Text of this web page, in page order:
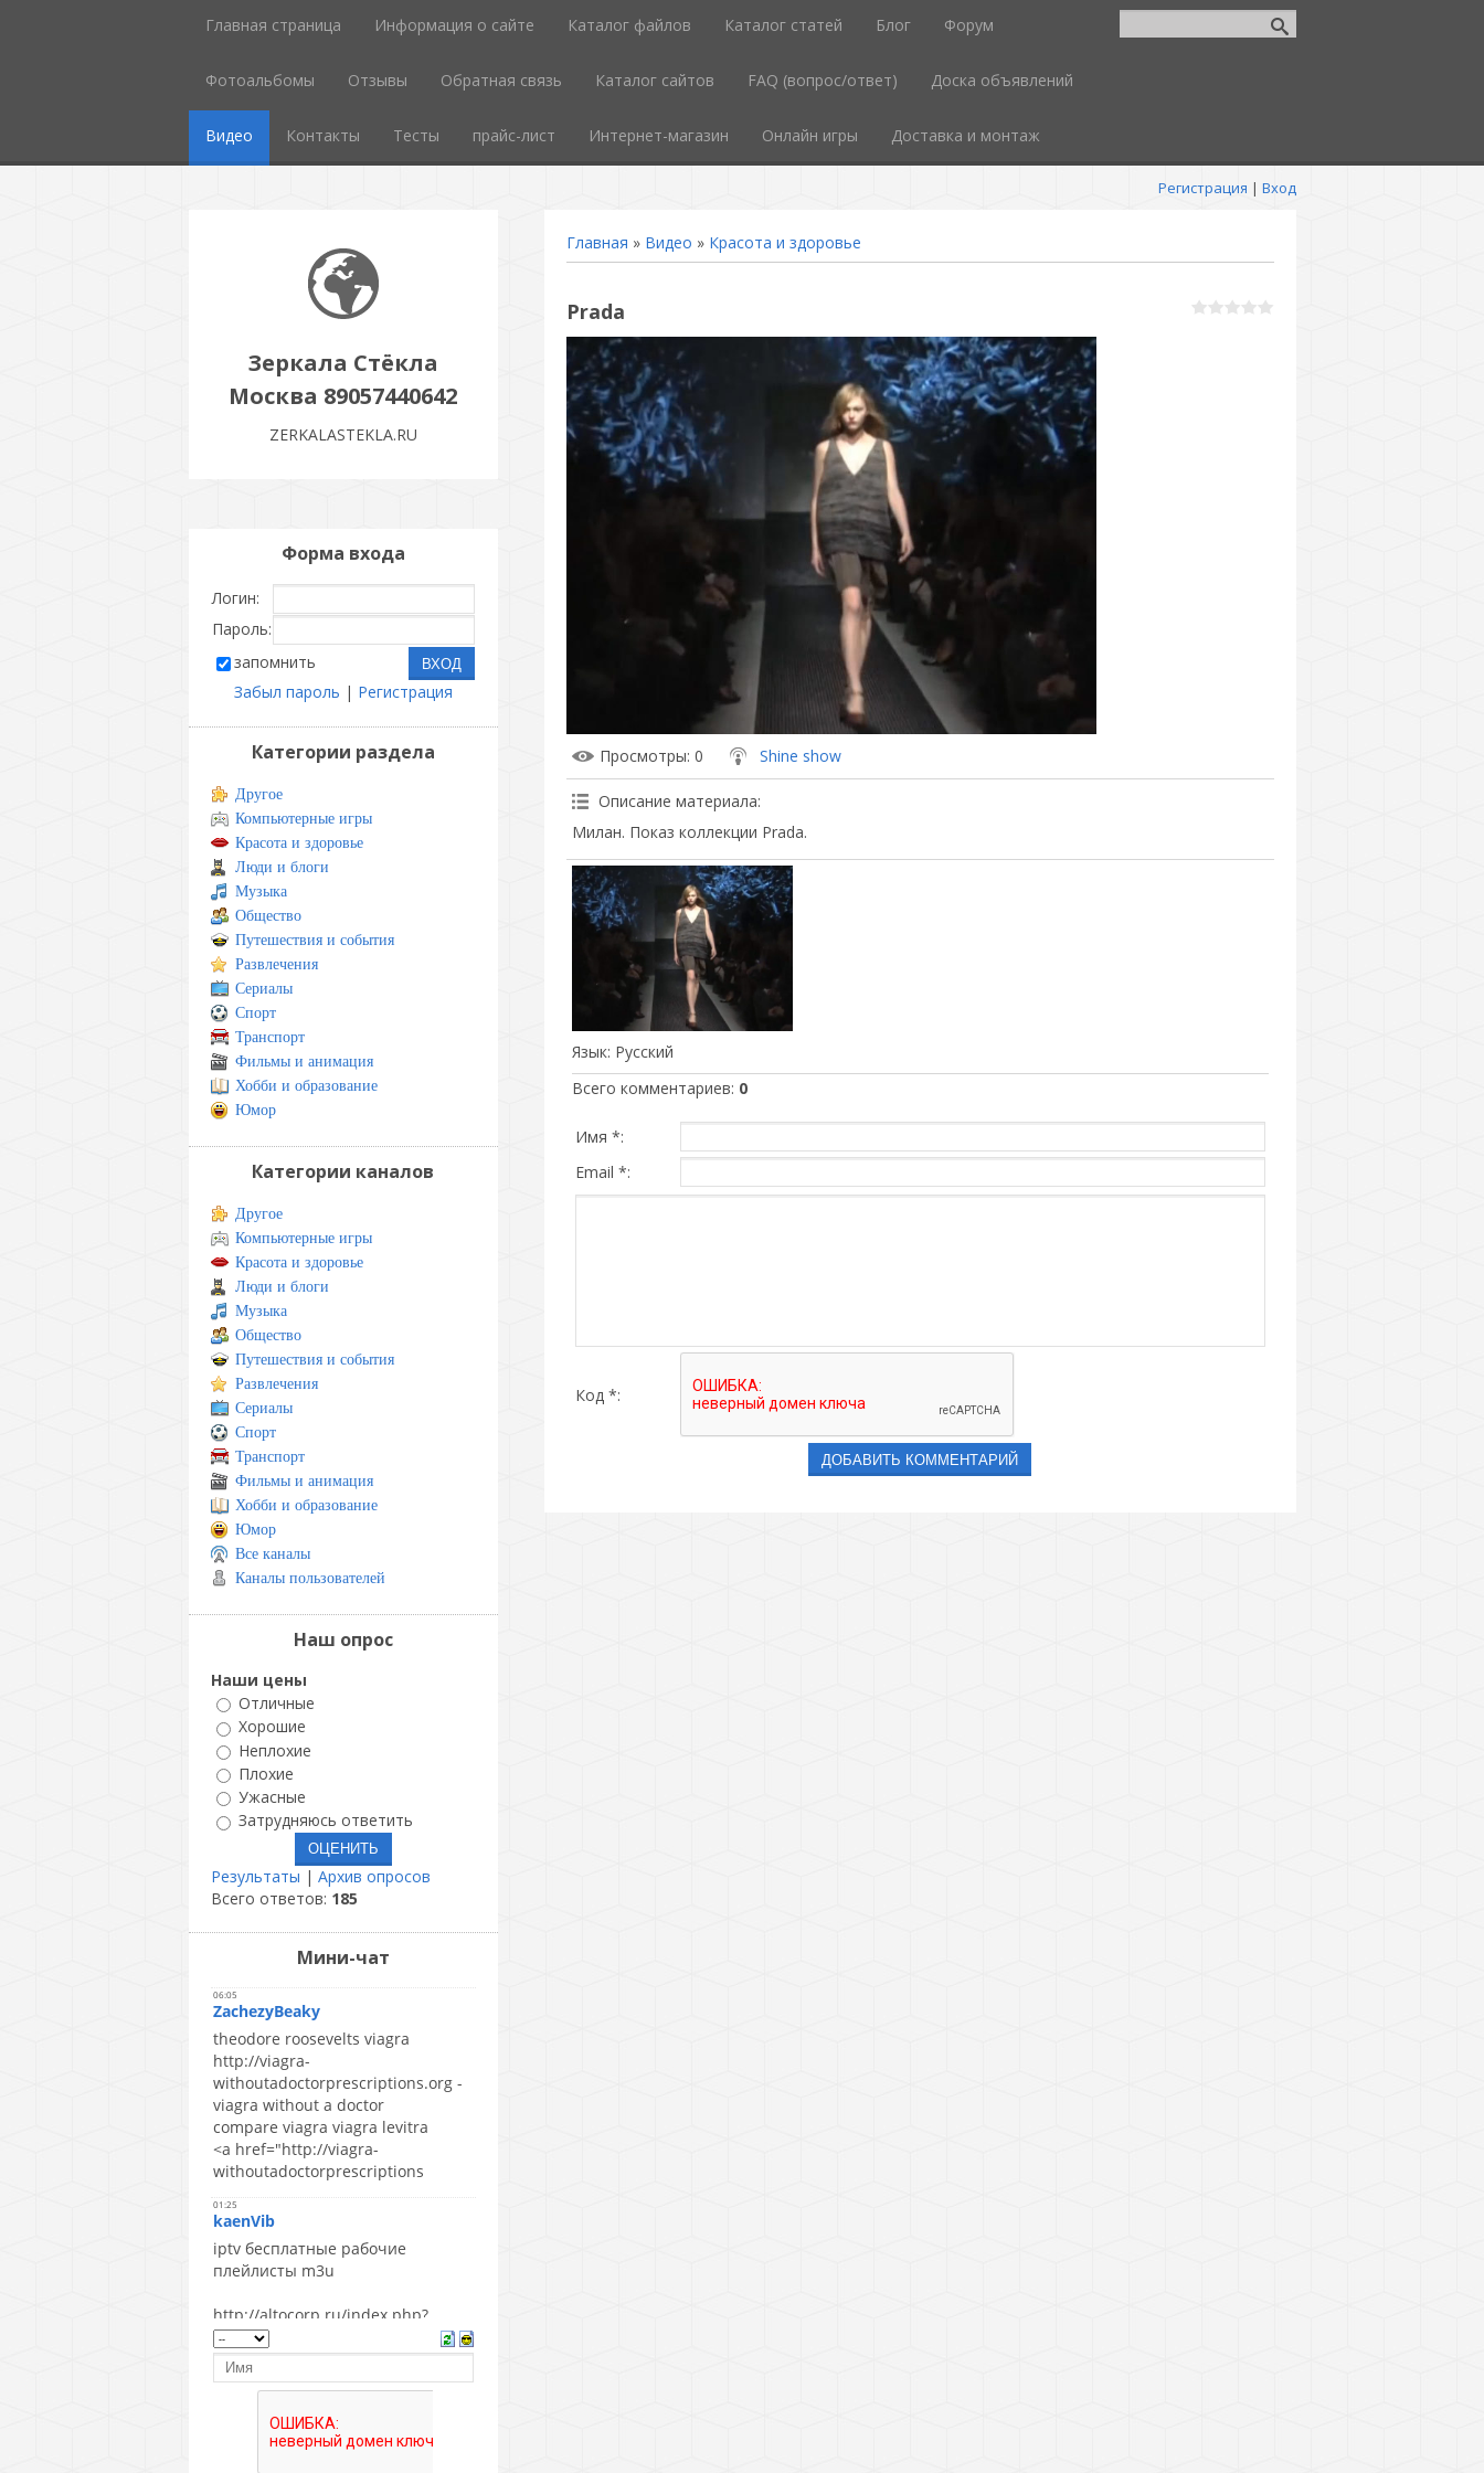
Главная страница Информация о сайте Каталог файлов Каталог статей Блог Форум
Фотоальбомы Отзывы Обратная связь Каталог сайтов FAQ (вопрос/ответ) Доска объявлений
Видео Контакты Тесты прайс-лист Интернет-магазин Онлайн игры Доставка и монтаж
Регистрация | Вход
Зеркала Стёкла
Москва 89057440642
ZERKALASTEKLA.RU
Главная » Видео » Красота и здоровье
Prada
Просмотры: 0 Shine show
Описание материала:
Милан. Показ коллекции Prada.
Язык: Русский
Всего комментариев: 0
Имя *:
Email *:
Код *:
Форма входа
Логин:
Пароль:
запомнить
Забыл пароль | Регистрация
Категории раздела
Другое
Компьютерные игры
Красота и здоровье
Люди и блоги
Музыка
Общество
Путешествия и события
Развлечения
Сериалы
Спорт
Транспорт
Фильмы и анимация
Хобби и образование
Юмор
Категории каналов
Другое
Компьютерные игры
Красота и здоровье
Люди и блоги
Музыка
Общество
Путешествия и события
Развлечения
Сериалы
Спорт
Транспорт
Фильмы и анимация
Хобби и образование
Юмор
Все каналы
Каналы пользователей
Наш опрос
Наши цены
Отличные
Хорошие
Неплохие
Плохие
Ужасные
Затрудняюсь ответить
Результаты | Архив опросов
Всего ответов: 185
Мини-чат